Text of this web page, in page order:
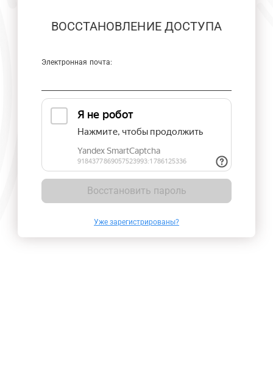
ВОССТАНОВЛЕНИЕ ДОСТУПА
Электронная почта:
Восстановить пароль
Уже зарегистрированы?